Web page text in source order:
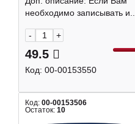
необходимо записывать и...
- +
49.5
Код: 00-00153550
Код: 00-00153506
Остаток: 10